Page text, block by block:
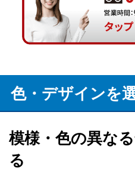
色・デザインを
模様・色の異な
る